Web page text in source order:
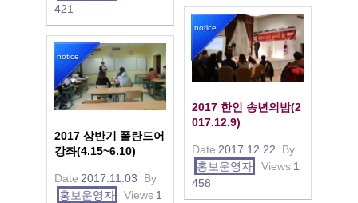
421
notice
2017 한인 송년의밤(2
017.12.9)
Date 2017.12.22
By
홍보운영자
Views 1
458
notice
2017 상반기 폴란드어
강좌(4.15~6.10)
Date 2017.11.03
By
홍보운영자
Views 1